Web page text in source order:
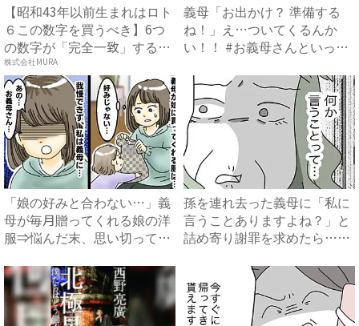
【昭和43年以前生まれはロト
６この数字を買うべき】6つ
の数字が「完全一致」する
方...
株式会社MURA
義母「お出かけ？ 準備する
ね！」え…ついてくるんか
い！！ #お義母さんといっし
「娘の好みと合わない…」義
母が毎月贈ってくれる娘の洋
服⇒悩んだ末、思い切って義
孫を連れ去った義母に「私に
言うことありますよね？」と
詰め寄り謝罪を求めたら…